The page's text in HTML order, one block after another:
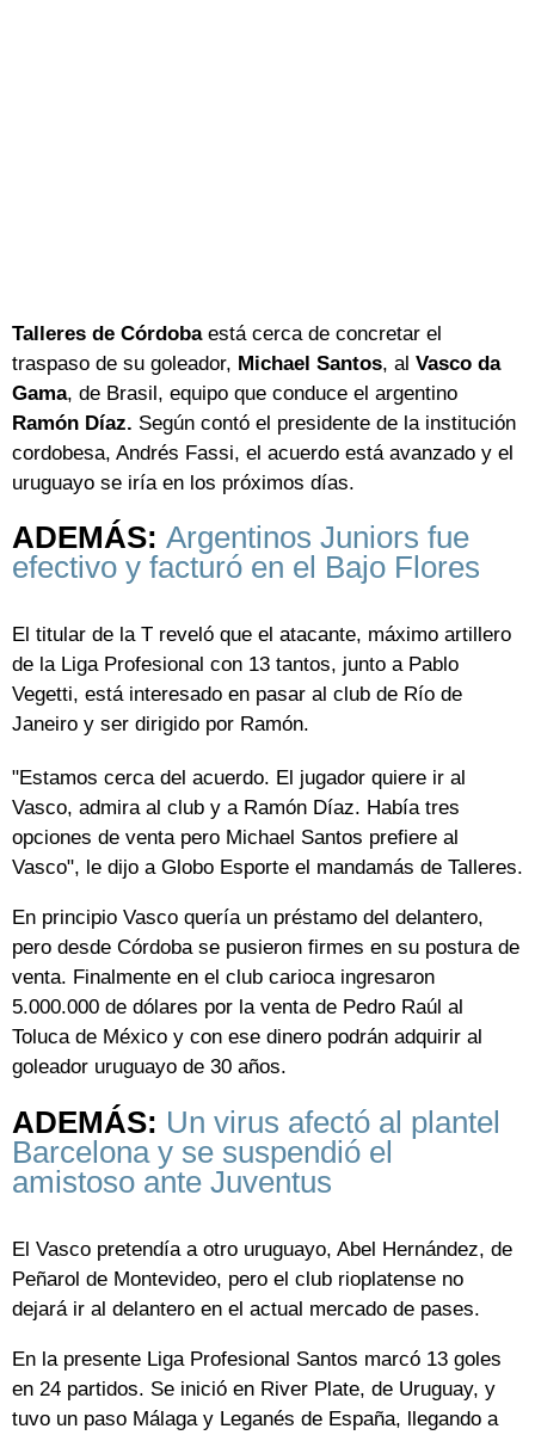
Talleres de Córdobaestá cerca de concretar el
traspaso de su goleador, Michael Santos, al Vasco da
Gama, de Brasil, equipo que conduce el argentino
Ramón Díaz. Según contó el presidente de la institución
cordobesa, Andrés Fassi, el acuerdo está avanzado y el
uruguayo se iría en los próximos días.
ADEMÁS: Argentinos Juniors fue
efectivo y facturó en el Bajo Flores
El titular de la T reveló que el atacante, máximo artillero
de la Liga Profesional con 13 tantos, junto a Pablo
Vegetti, está interesado en pasar al club de Río de
Janeiro y ser dirigido por Ramón.
"Estamos cerca del acuerdo. El jugador quiere ir al
Vasco, admira al club y a Ramón Díaz. Había tres
opciones de venta pero Michael Santos prefiere al
Vasco", le dijo a Globo Esporte el mandamás de Talleres.
En principio Vasco quería un préstamo del delantero,
pero desde Córdoba se pusieron firmes en su postura de
venta. Finalmente en el club carioca ingresaron
5.000.000 de dólares por la venta de Pedro Raúl al
Toluca de México y con ese dinero podrán adquirir al
goleador uruguayo de 30 años.
ADEMÁS: Un virus afectó al plantel
Barcelona y se suspendió el
amistoso ante Juventus
El Vasco pretendía a otro uruguayo, Abel Hernández, de
Peñarol de Montevideo, pero el club rioplatense no
dejará ir al delantero en el actual mercado de pases.
En la presente Liga Profesional Santos marcó 13 goles
en 24 partidos. Se inició en River Plate, de Uruguay, y
tuvo un paso Málaga y Leganés de España, llegando a